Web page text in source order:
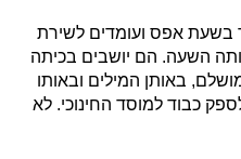
בשעת אפס ועומדים לשירת
השעה. הם יושבים בכיתה
באותן המילים ובאותו
כבוד למוסד החינוכי. לא